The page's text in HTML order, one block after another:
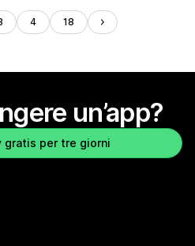
4 18
un’app?
gratis per tre giorni